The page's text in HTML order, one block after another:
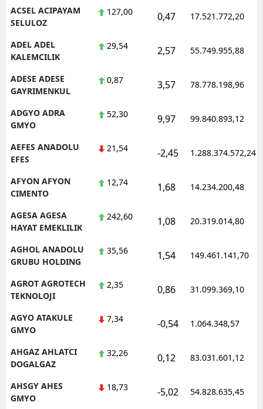
ACSEL ACIPAYAM
SELULOZ
127,00 0,47 17.521.772,20
ADEL ADEL
KALEMCILIK
29,54 2,57 55.749.955,88
ADESE ADESE
GAYRIMENKUL
0,87 3,57 78.778.198,96
ADGYO ADRA
GMYO
52,30 9,97 99.840.893,12
AEFES ANADOLU
EFES
21,54 -2,45 1.288.374.572,24
AFYON AFYON
CIMENTO
12,74 1,68 14.234.200,48
AGESA AGESA
HAYAT EMEKLILIK
242,60 1,08 20.319.014,80
AGHOL ANADOLU
GRUBU HOLDING
35,56 1,54 149.461.141,70
AGROT AGROTECH
TEKNOLOJI
2,35 0,86 31.099.369,10
AGYO ATAKULE
GMYO
7,34 -0,54 1.064.348,57
AHGAZ AHLATCI
DOGALGAZ
32,26 0,12 83.031.601,12
AHSGY AHES
GMYO
18,73 -5,02 54.828.635,45